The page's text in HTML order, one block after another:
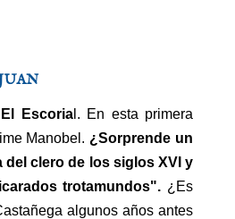
Escorial. En esta primera
Manobel. ¿Sorprende un
del clero de los siglos XVI y
trotamundos". ¿Es
algunos años antes